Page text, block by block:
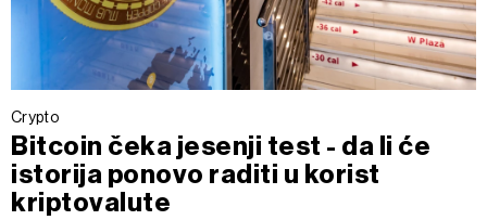
Crypto
Bitcoin čeka jesenji test - da li će
istorija ponovo raditi u korist
kriptovalute